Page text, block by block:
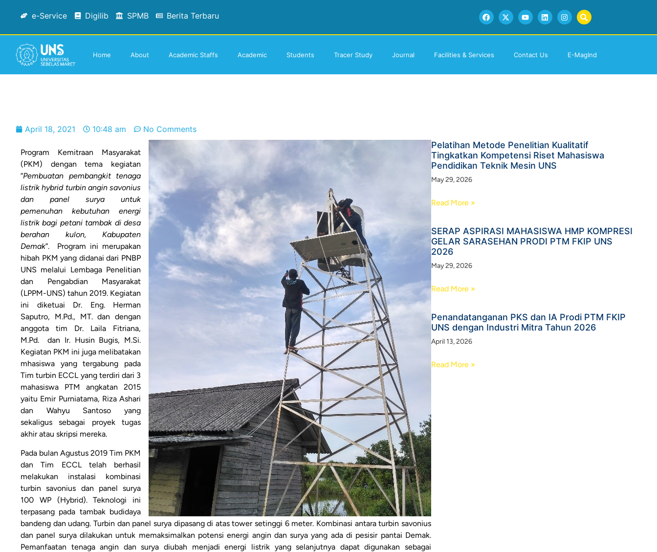
e-Service Digilib SPMB Berita Terbaru
Home About Academic Staffs Academic Students Tracer Study Journal Facilities & Services Contact Us E-MagInd
April 18, 2021 10:48 am No Comments
Program Kemitraan Masyarakat
(PKM) dengan tema kegiatan
“Pembuatan pembangkit tenaga
listrik hybrid turbin angin savonius
dan panel surya untuk
pemenuhan kebutuhan energi
listrik bagi petani tambak di desa
berahan kulon, Kabupaten
Demak”. Program ini merupakan
hibah PKM yang didanai dari PNBP
UNS melalui Lembaga Penelitian
dan Pengabdian Masyarakat
(LPPM-UNS) tahun 2019. Kegiatan
ini diketuai Dr. Eng. Herman
Saputro, M.Pd., MT. dan dengan
anggota tim Dr. Laila Fitriana,
M.Pd. dan Ir. Husin Bugis, M.Si.
Kegiatan PKM ini juga melibatakan
mhasiswa yang tergabung pada
Tim turbin ECCL yang terdiri dari 3
mahasiswa PTM angkatan 2015
yaitu Emir Purniatama, Riza Ashari
dan Wahyu Santoso yang
sekaligus sebagai proyek tugas
akhir atau skripsi mereka.
Pada bulan Agustus 2019 Tim PKM
dan Tim ECCL telah berhasil
melakukan instalasi kombinasi
turbin savonius dan panel surya
100 WP (Hybrid). Teknologi ini
terpasang pada tambak budidaya
bandeng dan udang. Turbin dan panel surya dipasang di atas tower setinggi 6 meter. Kombinasi antara turbin savonius
dan panel surya dilakukan untuk memaksimalkan potensi energi angin dan surya yang ada di pesisir pantai Demak.
Pemanfaatan tenaga angin dan surya diubah menjadi energi listrik yang selanjutnya dapat digunakan sebagai
Pelatihan Metode Penelitian Kualitatif
Tingkatkan Kompetensi Riset Mahasiswa
Pendidikan Teknik Mesin UNS
May 29, 2026
Read More »
SERAP ASPIRASI MAHASISWA HMP KOMPRESI
GELAR SARASEHAN PRODI PTM FKIP UNS
2026
May 29, 2026
Read More »
Penandatanganan PKS dan IA Prodi PTM FKIP
UNS dengan Industri Mitra Tahun 2026​
April 13, 2026
Read More »